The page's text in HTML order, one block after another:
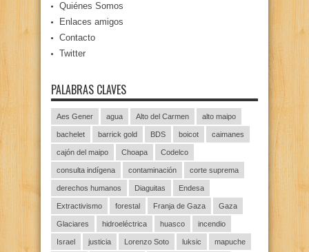
Quiénes Somos
Enlaces amigos
Contacto
Twitter
PALABRAS CLAVES
Aes Gener agua Alto del Carmen alto maipo
bachelet barrick gold BDS boicot caimanes
cajón del maipo Choapa Codelco
consulta indígena contaminación corte suprema
derechos humanos Diaguitas Endesa
Extractivismo forestal Franja de Gaza Gaza
Glaciares hidroeléctrica huasco incendio
Israel justicia Lorenzo Soto luksic mapuche